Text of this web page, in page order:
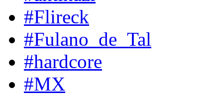
#Flireck
#Fulano_de_Tal
#hardcore
#MX